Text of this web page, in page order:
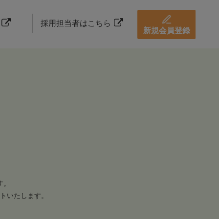
採用担当者はこちら
新規会員登録
いたします。